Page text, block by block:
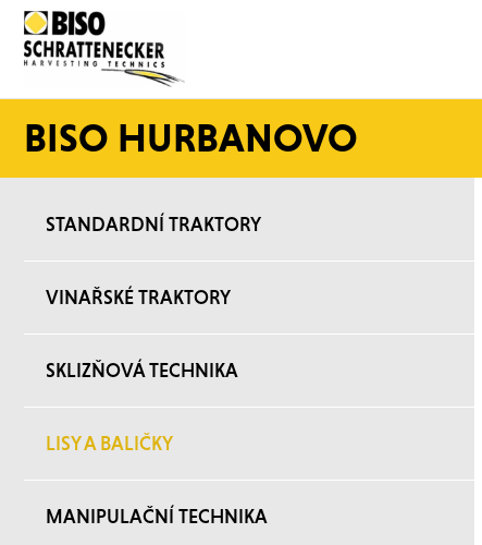
BISO HURBANOVO
STANDARDNÍ TRAKTORY
VINAŘSKÉ TRAKTORY
SKLIZŇOVÁ TECHNIKA
LISY A BALIČKY
MANIPULAČNÍ TECHNIKA